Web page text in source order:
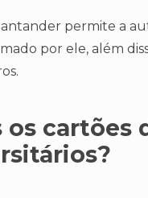
permite a
por ele, além
os cartões